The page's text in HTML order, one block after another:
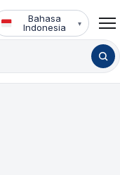
Bahasa
Indonesia
▾